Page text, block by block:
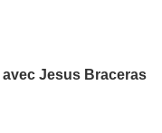
Jesus Braceras